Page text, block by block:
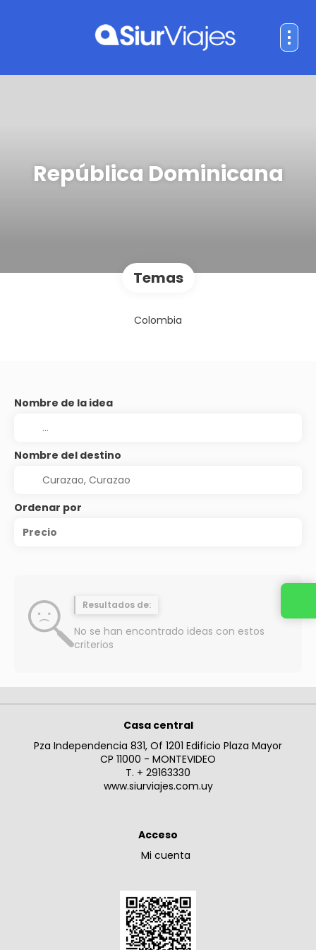
República Dominicana
Temas
Colombia
Nombre de la idea
Nombre del destino
Ordenar por
Precio
Resultados de:
No se han encontrado ideas con estos
criterios
Casa central
Pza Independencia 831, Of 1201 Edificio Plaza Mayor
CP 11000 - MONTEVIDEO
T. + 29163330
www.siurviajes.com.uy
Acceso
Mi cuenta